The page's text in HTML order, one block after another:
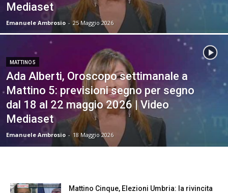
Mediaset
Emanuele Ambrosio - 25 Maggio 2026
MATTINO 5
Ada Alberti, Oroscopo settimanale a
Mattino 5: previsioni segno per segno
dal 18 al 22 maggio 2026 | Video
Mediaset
Emanuele Ambrosio - 18 Maggio 2026
Mattino Cinque, Elezioni Umbria: la rivincita